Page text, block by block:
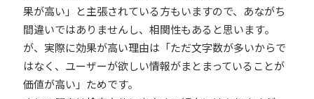
果が高い」と主張されている方もいますので、あながち
間違いではありませんし、相関性もあると思います。
が、実際に効果が高い理由は「ただ文字数が多いからで
はなく、ユーザーが欲しい情報がまとまっていることが
価値が高い」ためです。